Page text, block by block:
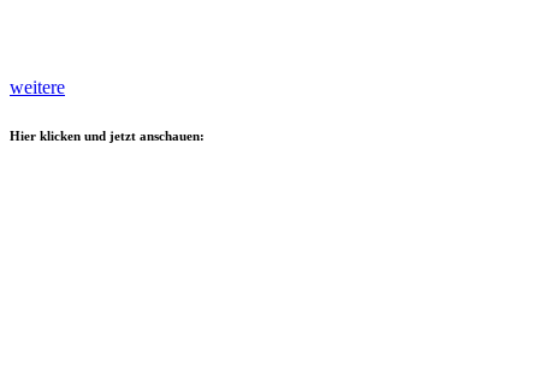
weitere
Hier klicken und jetzt anschauen: